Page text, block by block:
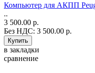
Компьютер для АКПП
..
3 500.00 р.
Без НДС: 3 500.00 р.
в закладки
сравнение